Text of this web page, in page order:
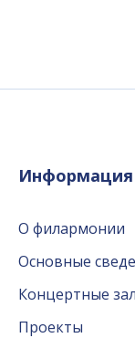
Информация
О филармонии
Основные
Концертные
Проекты